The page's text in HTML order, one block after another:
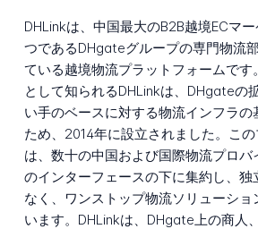
DHLinkは、中国最大のB2B越境ECマ
つであるDHgateグループの専門物流
ている越境物流プラットフォームです
として知られるDHLinkは、DHgateの
い手のベースに対する物流インフラの
ため、2014年に設立されました。こ
は、数十の中国および国際物流プロバ
のインターフェースの下に集約し、独
なく、ワンストップ物流ソリューショ
います。DHLinkは、DHgate上の商人